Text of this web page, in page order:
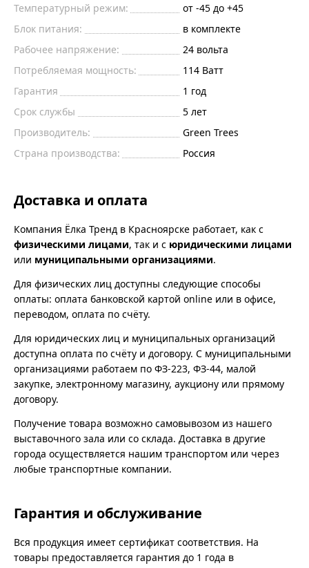
Температурный режим:
от -45 до +45
Блок питания:
в комплекте
Рабочее напряжение:
24 вольта
Потребляемая мощность:
114 Ватт
Гарантия
1 год
Срок службы
5 лет
Производитель:
Green Trees
Страна производства:
Россия
Доставка и оплата
Компания Ёлка Тренд в Красноярске работает, как с
физическими лицами, так и с юридическими лицами
или муниципальными организациями.
Для физических лиц доступны следующие способы
оплаты: оплата банковской картой online или в офисе,
переводом, оплата по счёту.
Для юридических лиц и муниципальных организаций
доступна оплата по счёту и договору. С муниципальными
организациями работаем по ФЗ-223, ФЗ-44, малой
закупке, электронному магазину, аукциону или прямому
договору.
Получение товара возможно самовывозом из нашего
выставочного зала или со склада. Доставка в другие
города осуществляется нашим транспортом или через
любые транспортные компании.
Гарантия и обслуживание
Вся продукция имеет сертификат соответствия. На
товары предоставляется гарантия до 1 года в